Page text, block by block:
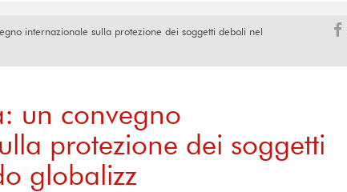
internazionale sulla protezione dei soggetti deboli nel
un convegno
protezione dei soggetti
globalizz